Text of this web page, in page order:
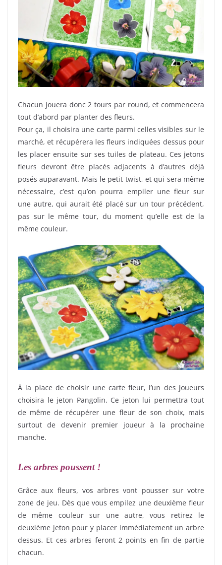
Chacun jouera donc 2 tours par round, et commencera
tout d’abord par planter des fleurs.
Pour ça, il choisira une carte parmi celles visibles sur le
marché, et récupérera les fleurs indiquées dessus pour
les placer ensuite sur ses tuiles de plateau. Ces jetons
fleurs devront être placés adjacents à d’autres déjà
posés auparavant. Mais le petit twist, et qui sera même
nécessaire, c’est qu’on pourra empiler une fleur sur
une autre, qui aurait été placé sur un tour précédent,
pas sur le même tour, du moment qu’elle est de la
même couleur.
À la place de choisir une carte fleur, l’un des joueurs
choisira le jeton Pangolin. Ce jeton lui permettra tout
de même de récupérer une fleur de son choix, mais
surtout de devenir premier joueur à la prochaine
manche.
Les arbres poussent !
Grâce aux fleurs, vos arbres vont pousser sur votre
zone de jeu. Dès que vous empilez une deuxième fleur
de même couleur sur une autre, vous retirez le
deuxième jeton pour y placer immédiatement un arbre
dessus. Et ces arbres feront 2 points en fin de partie
chacun.